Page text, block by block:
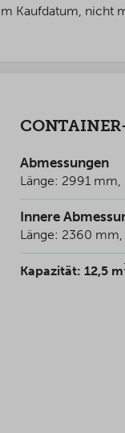
Kaufdatum, nicht
Abmessungen
Länge: 2991
Innere
Länge: 2360
Kapazität: 12,5 m